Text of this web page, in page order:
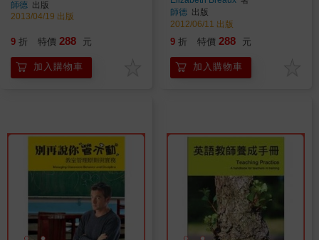
師德 出版
2013/04/19 出版
9 折 特價 288 元
加入購物車
師德 出版
2012/06/11 出版
9 折 特價 288 元
加入購物車